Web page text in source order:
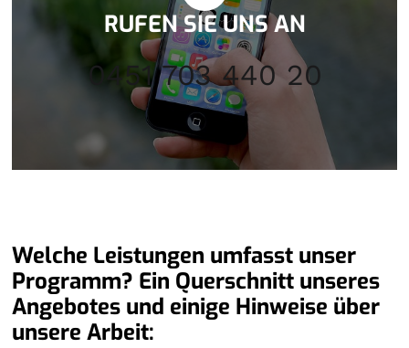
RUFEN SIE UNS AN
0451 703 440 20
Welche Leistungen umfasst unser
Programm? Ein Querschnitt unseres
Angebotes und einige Hinweise über
unsere Arbeit: